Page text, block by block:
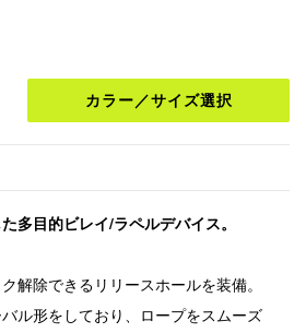
カラー／サイズ選択
多目的ビレイ/ラペルデバイス。
解除できるリリースホールを装備。
ル形をしており、ロープをスムーズ